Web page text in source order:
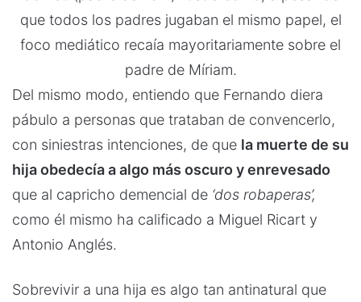
que todos los padres jugaban el mismo papel, el
foco mediático recaía mayoritariamente sobre el
padre de Míriam.
Del mismo modo, entiendo que Fernando diera
pábulo a personas que trataban de convencerlo,
con siniestras intenciones, de que la muerte de su
hija obedecía a algo más oscuro y enrevesado
que al capricho demencial de ‘dos robaperas’,
como él mismo ha calificado a Miguel Ricart y
Antonio Anglés.
Sobrevivir a una hija es algo tan antinatural que